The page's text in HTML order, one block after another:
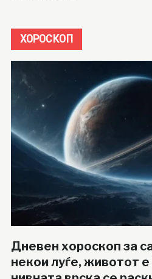
ХОРОСКОП
Дневен хороскоп за
некои луѓе, животот е